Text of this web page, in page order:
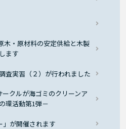
木・原材料の安定供給と木製
ます
査実習（２）が行われました
クルが海ゴミのクリーンア
環活動第1弾－
」が開催されます